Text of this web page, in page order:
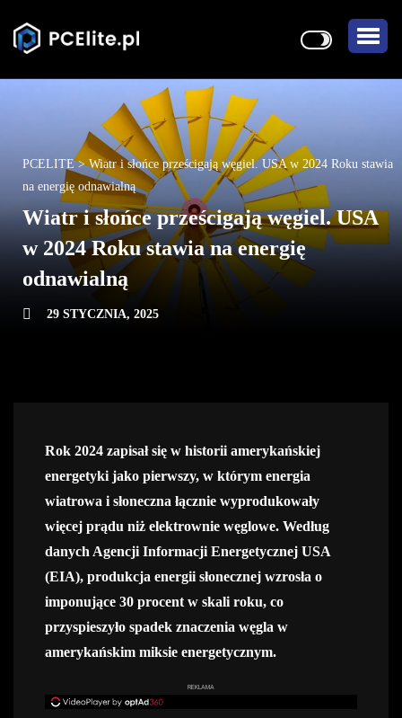
PCELITE>Wiatr i słońce prześcigają węgiel. USA w 2024 Roku stawia
na energię odnawialną
Wiatr i słońce prześcigają węgiel. USA
w 2024 Roku stawia na energię
odnawialną
29 STYCZNIA, 2025
Rok 2024 zapisał się w historii amerykańskiej
energetyki jako pierwszy, w którym energia
wiatrowa i słoneczna łącznie wyprodukowały
więcej prądu niż elektrownie węglowe. Według
danych Agencji Informacji Energetycznej USA
(EIA), produkcja energii słonecznej wzrosła o
imponujące 30 procent w skali roku, co
przyspieszyło spadek znaczenia węgla w
amerykańskim miksie energetycznym.
REKLAMA